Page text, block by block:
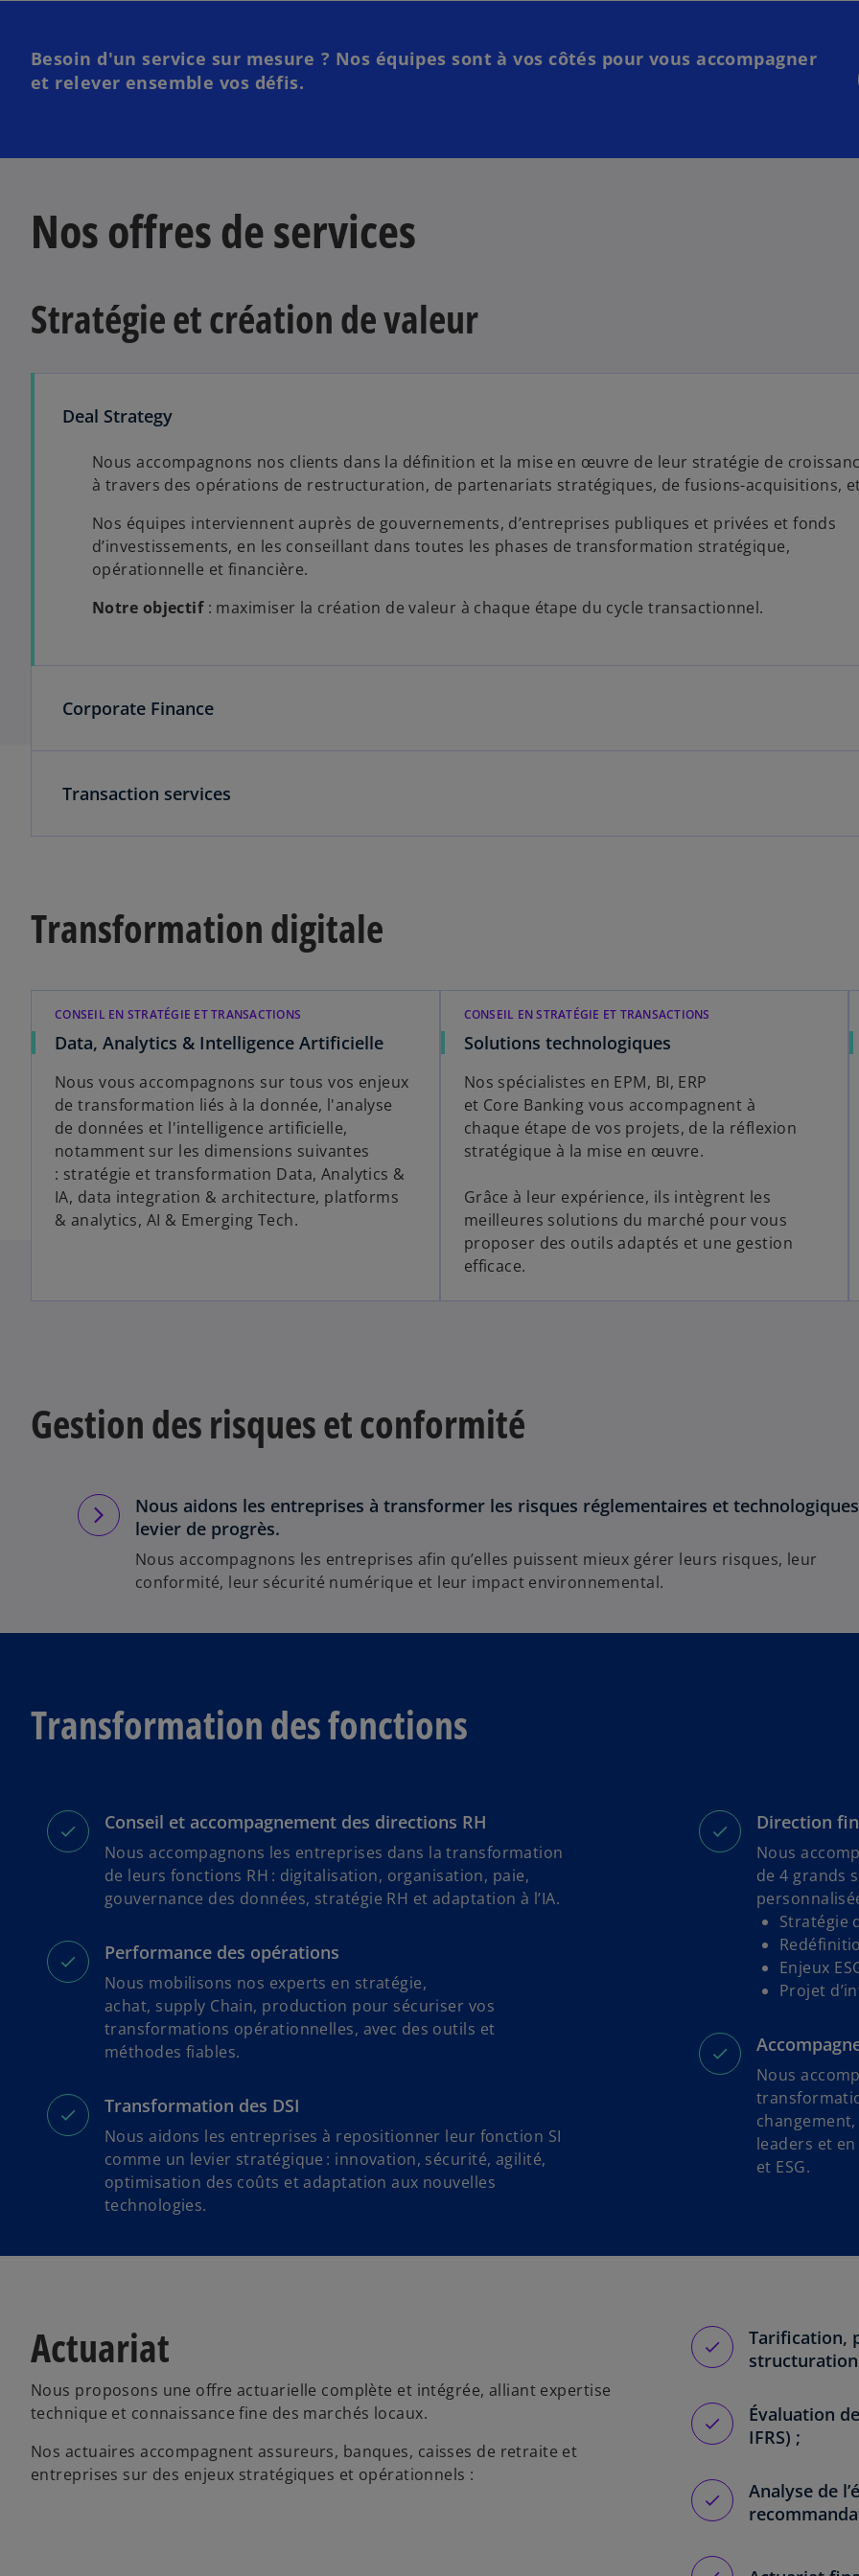
Besoin d'un service sur mesure ? Nos équipes sont à vos côtés pour vous accompagner
et relever ensemble vos défis.
Nos offres de services
Stratégie et création de valeur
Deal Strategy
Nous accompagnons nos clients dans la définition et la mise en œuvre de leur stratégie de
à travers des opérations de restructuration, de partenariats stratégiques, de fusions-acquisitions,
Nos équipes interviennent auprès de gouvernements, d’entreprises publiques et privées et fonds
d’investissements, en les conseillant dans toutes les phases de transformation stratégique,
opérationnelle et financière.
Notre objectif: maximiser la création de valeur à chaque étape du cycle transactionnel.
Corporate Finance
Transaction services
Transformation digitale
CONSEIL EN STRATÉGIE ET TRANSACTIONS​
Data, Analytics & Intelligence Artificielle
Nous vous accompagnons sur tous vos enjeux
de transformation liés à la donnée, l'analyse
de données et l'intelligence artificielle,
notamment sur les dimensions suivantes
: stratégie et transformation Data, Analytics &
IA, data integration & architecture, platforms
& analytics, AI & Emerging Tech.
CONSEIL EN STRATÉGIE ET TRANSACTIONS​
Solutions technologiques
Nos spécialistes en EPM, BI, ERP
et Core Banking vous accompagnent à
chaque étape de vos projets, de la réflexion
stratégique à la mise en œuvre.
Grâce à leur expérience, ils intègrent les
meilleures solutions du marché pour vous
proposer des outils adaptés et une gestion
efficace.
Gestion des risques et conformité
Nous aidons les entreprises à transformer les risques réglementaires et
levier de progrès.
Nous accompagnons les entreprises afin qu’elles puissent mieux gérer leurs risques, leur
conformité, leur sécurité numérique et leur impact environnemental.
Transformation des fonctions
Conseil et accompagnement des directions RH
Nous accompagnons les entreprises dans la transformation
de leurs fonctions RH : digitalisation, organisation, paie,
gouvernance des données, stratégie RH et adaptation à l’IA.
Performance des opérations
Nous mobilisons nos experts en stratégie,
achat, supply Chain, production pour sécuriser vos
transformations opérationnelles, avec des outils et
méthodes fiables.
Transformation des DSI
Nous aidons les entreprises à repositionner leur fonction SI
comme un levier stratégique : innovation, sécurité, agilité,
optimisation des coûts et adaptation aux nouvelles
technologies.
Direction
Nous
de 4 grands
Stratégie
Enjeux
Projet
Nous
leaders et
et ESG.
Actuariat
Nous proposons une offre actuarielle complète et intégrée, alliant expertise
technique et connaissance fine des marchés locaux.
Nos actuaires accompagnent assureurs, banques, caisses de retraite et
entreprises sur des enjeux stratégiques et opérationnels :
Tarification,
Évaluation
IFRS) ;
Analyse de